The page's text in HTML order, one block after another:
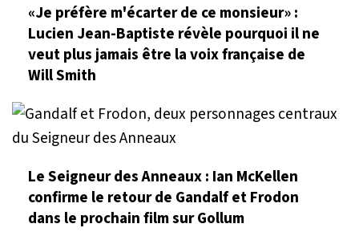
«Je préfère m'écarter de ce monsieur» :
Lucien Jean-Baptiste révèle pourquoi il ne
veut plus jamais être la voix française de
Will Smith
Le Seigneur des Anneaux : Ian McKellen
confirme le retour de Gandalf et Frodon
dans le prochain film sur Gollum